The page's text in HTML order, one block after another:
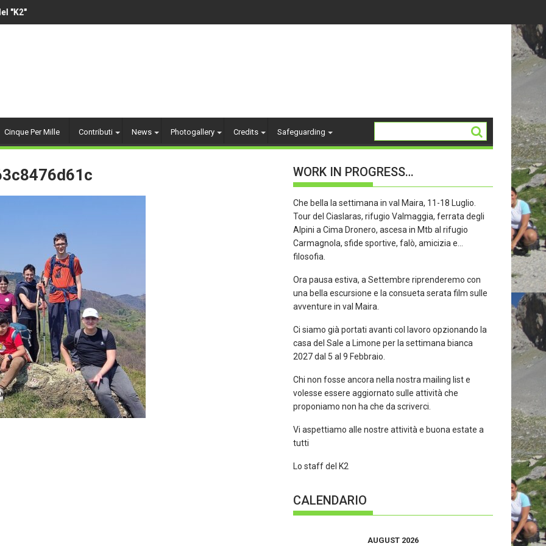
Cinque Per Mille Contributi News Photogallery Credits Safeguarding
WORK IN PROGRESS…
Che bella la settimana in val Maira, 11-18 Luglio.
Tour del Ciaslaras, rifugio Valmaggia, ferrata degli
Alpini a Cima Dronero, ascesa in Mtb al rifugio
Carmagnola, sfide sportive, falò, amicizia e…
filosofia.
Ora pausa estiva, a Settembre riprenderemo con
una bella escursione e la consueta serata film sulle
avventure in val Maira.
Ci siamo già portati avanti col lavoro opzionando la
casa del Sale a Limone per la settimana bianca
2027 dal 5 al 9 Febbraio.
Chi non fosse ancora nella nostra mailing list e
volesse essere aggiornato sulle attività che
proponiamo non ha che da scriverci.
Vi aspettiamo alle nostre attività e buona estate a
tutti
Lo staff del K2
CALENDARIO
AUGUST 2026